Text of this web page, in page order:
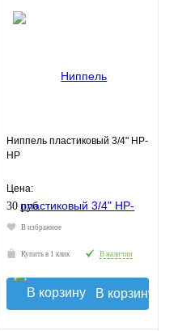
Ниппель пластиковый 3/4" НР-
НР
Цена:
30 руб.
В избранное
Купить в 1 клик В наличии
В корзину